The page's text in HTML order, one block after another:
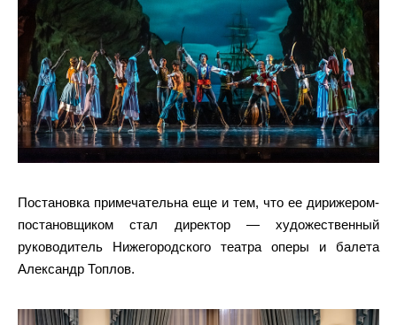
Постановка примечательна еще и тем, что ее дирижером-
постановщиком стал директор — художественный
руководитель Нижегородского театра оперы и балета
Александр Топлов.